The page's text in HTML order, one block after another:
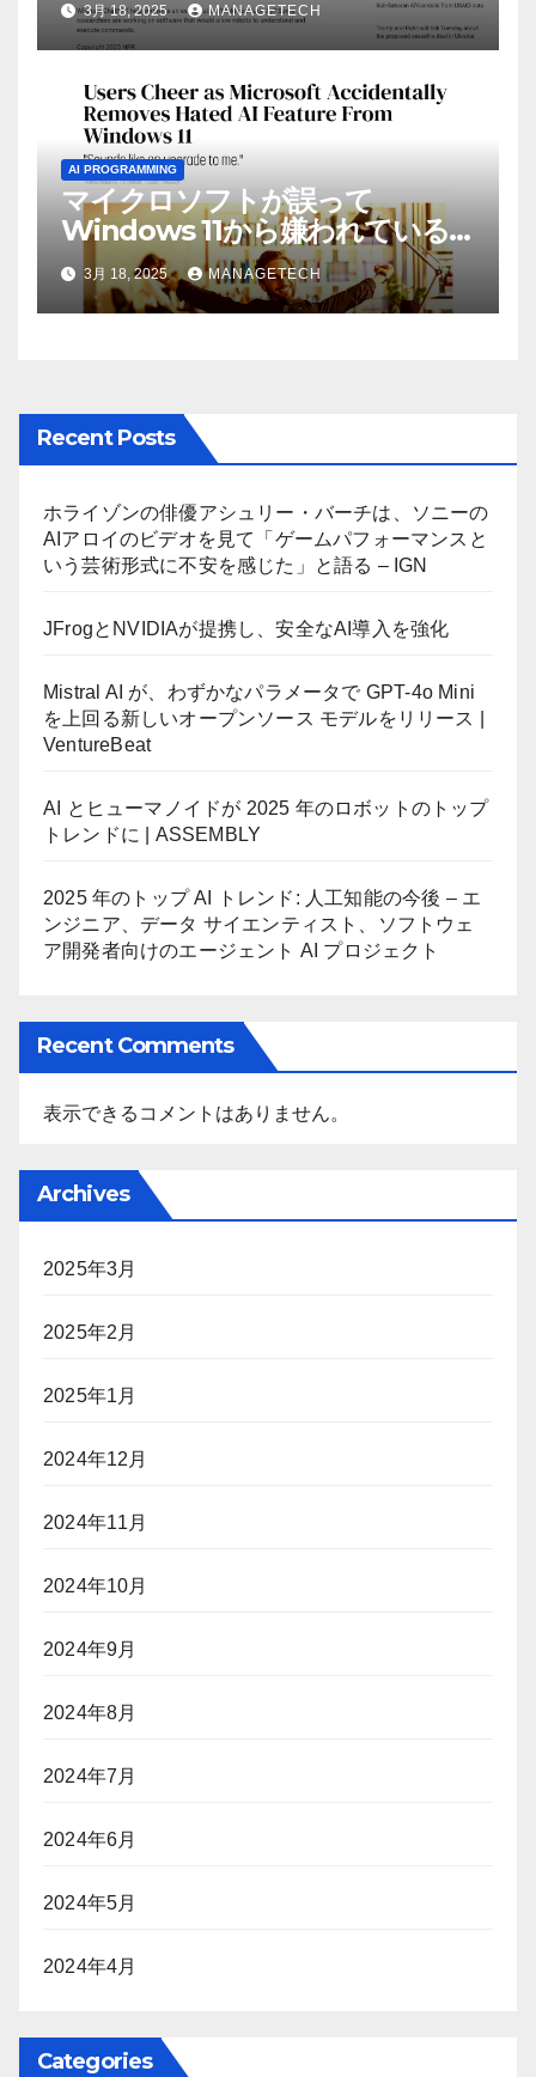
リック ラジオ: WNIJ および
WNIU
3月 18, 2025 MANAGETECH
AI PROGRAMMING
マイクロソフトが誤って
Windows 11から嫌われている
AI機能を削除したことにユーザ
ーが歓喜
3月 18, 2025 MANAGETECH
Recent Posts
ホライゾンの俳優アシュリー・バーチは、ソニーの
AIアロイのビデオを見て「ゲームパフォーマンスと
いう芸術形式に不安を感じた」と語る – IGN
JFrogとNVIDIAが提携し、安全なAI導入を強化
Mistral AI が、わずかなパラメータで GPT-4o Mini
を上回る新しいオープンソース モデルをリリース |
VentureBeat
AI とヒューマノイドが 2025 年のロボットのトップ
トレンドに | ASSEMBLY
2025 年のトップ AI トレンド: 人工知能の今後 – エ
ンジニア、データ サイエンティスト、ソフトウェ
ア開発者向けのエージェント AI プロジェクト
Recent Comments
表示できるコメントはありません。
Archives
2025年3月
2025年2月
2025年1月
2024年12月
2024年11月
2024年10月
2024年9月
2024年8月
2024年7月
2024年6月
2024年5月
2024年4月
Categories